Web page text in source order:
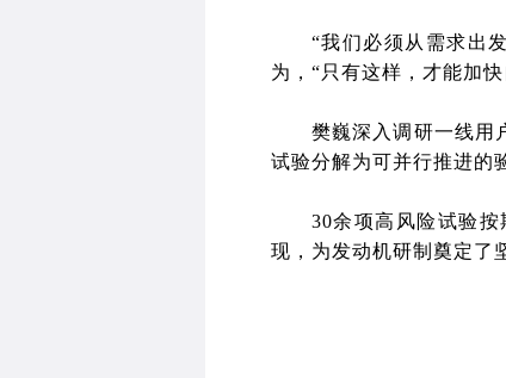
“我们必须从需求出
为，“只有这样，才能加
樊巍深入调研一线用
试验分解为可并行推进的
30余项高风险试验
现，为发动机研制奠定了